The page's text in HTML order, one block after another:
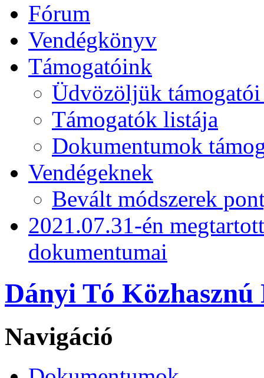
Fórum
Vendégkönyv
Támogatóink
Üdvözöljük
Támogatók listája
Dokumentumok
Vendégeknek
Bevált módszerek
2021.07.31-én
dokumentumai
Dányi Tó
Navigáció